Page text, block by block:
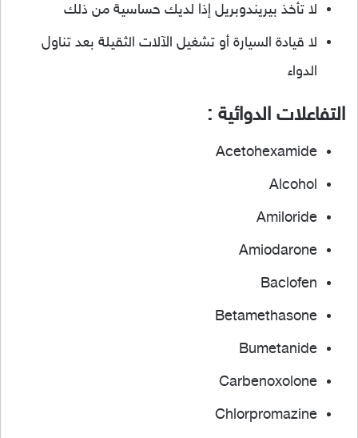
لا تأخذ بيريندوبريل إذا لديك حساسية من ذلك
لا قيادة السيارة أو تشغيل الآلات الثقيلة بعد تناول
الدواء
التفاعلات الدوائية :
Acetohexamide
Alcohol
Amiloride
Amiodarone
Baclofen
Betamethasone
Bumetanide
Carbenoxolone
Chlorpromazine